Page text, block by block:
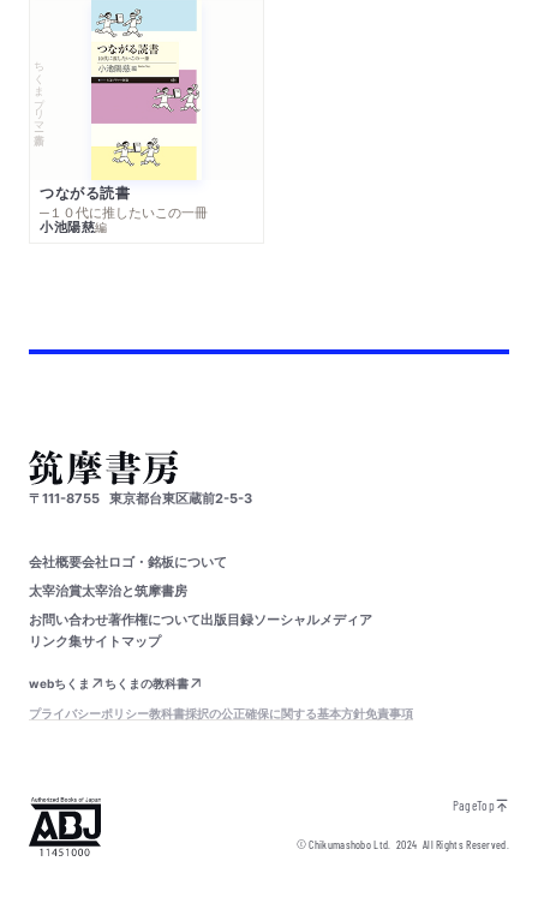
ちくまプリマー新書
つながる読書
─１０代に推したいこの一冊
小池陽慈編
〒111-8755 東京都台東区蔵前2-5-3
会社概要会社ロゴ・銘板について
太宰治賞太宰治と筑摩書房
お問い合わせ著作権について出版目録ソーシャルメディア
リンク集サイトマップ
webちくま
ちくまの教科書
プライバシーポリシー教科書採択の公正確保に関する基本方針免責事項
PageTop
© Chikumashobo Ltd.2024 All Rights Reserved.